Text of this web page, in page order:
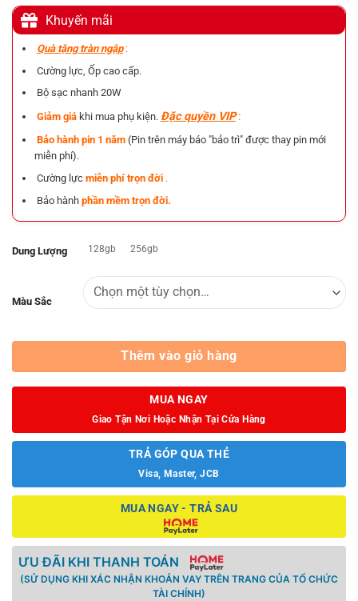
Khuyến mãi
Quà tặng tràn ngập:
Cường lực, Ốp cao cấp.
Bộ sạc nhanh 20W
Giảm giá khi mua phụ kiện. Đặc quyền VIP:
Bảo hành pin 1 năm (Pin trên máy báo "bảo trì" được thay pin mới
miễn phí).
Cường lực miễn phí trọn đời.
Bảo hành phần mềm trọn đời.
Dung Lượng 128gb 256gb
Màu Sắc
Thêm vào giỏ hàng
MUA NGAY
Giao Tận Nơi Hoặc Nhận Tại Cửa Hàng
TRẢ GÓP QUA THẺ
Visa, Master, JCB
MUA NGAY - TRẢ SAU
ƯU ĐÃI KHI THANH TOÁN
(SỬ DỤNG KHI XÁC NHẬN KHOẢN VAY TRÊN TRANG CỦA TỔ CHỨC
TÀI CHÍNH)